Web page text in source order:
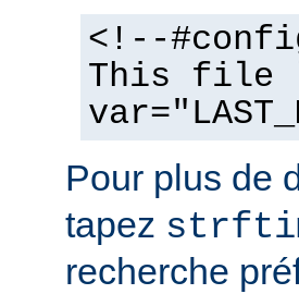
<!--
This file
Pour plus de
tapez
recherche